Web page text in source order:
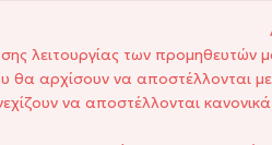
λειτουργίας των
θα αρχίσουν να αποστέλλονται
να αποστέλλονται